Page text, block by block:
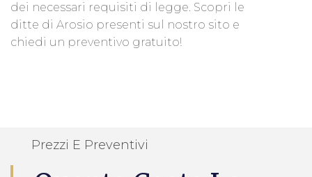
dei necessari requisiti di legge. Scopri le
ditte di Arosio presenti sul nostro sito e
chiedi un preventivo gratuito!
Prezzi E Preventivi